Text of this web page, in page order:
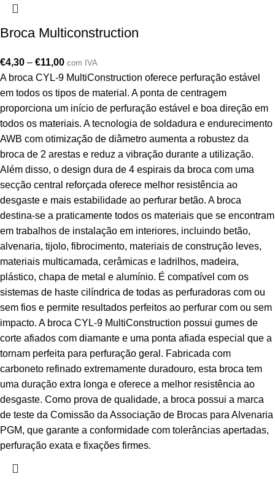
Broca Multiconstruction
€4,30 – €11,00 com IVA
A broca CYL-9 MultiConstruction oferece perfuração estável
em todos os tipos de material. A ponta de centragem
proporciona um início de perfuração estável e boa direção em
todos os materiais. A tecnologia de soldadura e endurecimento
AWB com otimização de diâmetro aumenta a robustez da
broca de 2 arestas e reduz a vibração durante a utilização.
Além disso, o design dura de 4 espirais da broca com uma
secção central reforçada oferece melhor resistência ao
desgaste e mais estabilidade ao perfurar betão. A broca
destina-se a praticamente todos os materiais que se encontram
em trabalhos de instalação em interiores, incluindo betão,
alvenaria, tijolo, fibrocimento, materiais de construção leves,
materiais multicamada, cerâmicas e ladrilhos, madeira,
plástico, chapa de metal e alumínio. É compatível com os
sistemas de haste cilíndrica de todas as perfuradoras com ou
sem fios e permite resultados perfeitos ao perfurar com ou sem
impacto. A broca CYL-9 MultiConstruction possui gumes de
corte afiados com diamante e uma ponta afiada especial que a
tornam perfeita para perfuração geral. Fabricada com
carboneto refinado extremamente duradouro, esta broca tem
uma duração extra longa e oferece a melhor resistência ao
desgaste. Como prova de qualidade, a broca possui a marca
de teste da Comissão da Associação de Brocas para Alvenaria
PGM, que garante a conformidade com tolerâncias apertadas,
perfuração exata e fixações firmes.